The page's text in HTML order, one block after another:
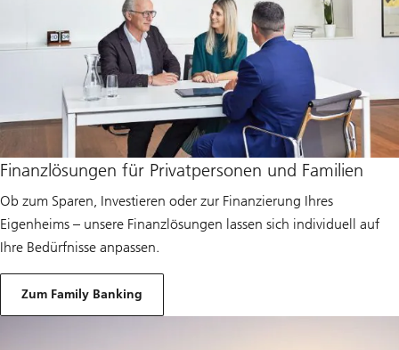
Finanzlösungen für Privatpersonen und Familien
Ob zum Sparen, Investieren oder zur Finanzierung Ihres
Eigenheims – unsere Finanzlösungen lassen sich individuell auf
Ihre Bedürfnisse anpassen.
Zum Family Banking